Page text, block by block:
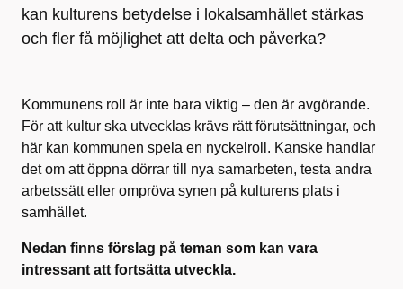
kan kulturens betydelse i lokalsamhället stärkas
och fler få möjlighet att delta och påverka?
Kommunens roll är inte bara viktig – den är avgörande.
För att kultur ska utvecklas krävs rätt förutsättningar, och
här kan kommunen spela en nyckelroll. Kanske handlar
det om att öppna dörrar till nya samarbeten, testa andra
arbetssätt eller ompröva synen på kulturens plats i
samhället.
Nedan finns förslag på teman som kan vara
intressant att fortsätta utveckla.